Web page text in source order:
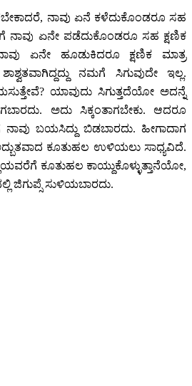
ನಾವು ಏನೆ ಕಳೆದುಕೊಂಡರೂ ಸಹ
ನಾವು ಏನೇ ಪಡೆದುಕೊಂಡರೂ ಸಹ ಕ್ಷಣಿಕ
ನಾವು ಏನೇ ಹೂಡುಕಿದರೂ ಕ್ಷಣಿಕ ಮಾತ್ರ
ನಮಗೆ ಸಿಗುವುದೇ ಇಲ್ಲ.
ಯಾವುದು ಸಿಗುತ್ತದೆಯೋ ಅದನ್ನೆ
ಅದು ಸಿಕ್ಕಂತಾಗಬೇಕು. ಆದರೂ
ಬಯಸಿದ್ದು ಬಿಡಬಾರದು. ಹೀಗಾದಾಗ
ಕೂತುಹಲ ಉಳಿಯಲು ಸಾಧ್ಯವಿದೆ.
ಕೂತುಹಲ ಕಾಯ್ದುಕೊಳ್ಳುತ್ತಾನೆಯೋ,
ಜಿಗುಪ್ಸೆ ಸುಳಿಯಬಾರದು.